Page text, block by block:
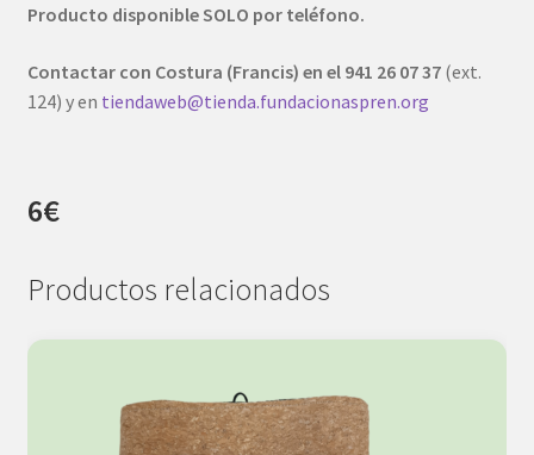
Producto disponible SOLO por teléfono.
Contactar con Costura (Francis) en el 941 26 07 37(ext.
124) y en tiendaweb@tienda.fundacionaspren.org
6€
Productos relacionados